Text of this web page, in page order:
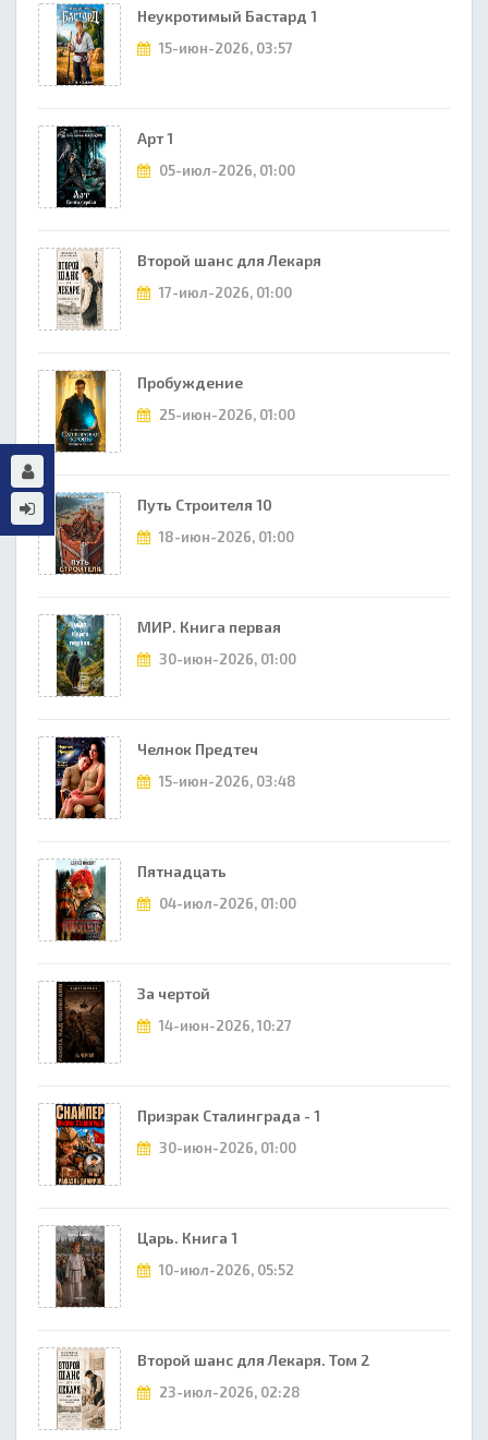
Неукротимый Бастард 1
15-июн-2026, 03:57
Арт 1
05-июл-2026, 01:00
Второй шанс для Лекаря
17-июл-2026, 01:00
Пробуждение
25-июн-2026, 01:00
Путь Строителя 10
18-июн-2026, 01:00
МИР. Книга первая
30-июн-2026, 01:00
Челнок Предтеч
15-июн-2026, 03:48
Пятнадцать
04-июл-2026, 01:00
За чертой
14-июн-2026, 10:27
Призрак Сталинграда - 1
30-июн-2026, 01:00
Царь. Книга 1
10-июл-2026, 05:52
Второй шанс для Лекаря. Том 2
23-июл-2026, 02:28